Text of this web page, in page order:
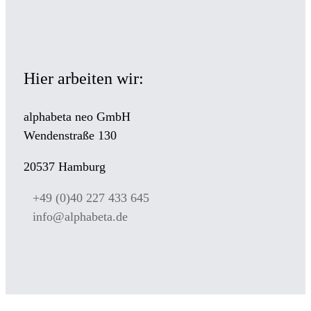
Hier arbeiten wir:
alphabeta neo GmbH
Wendenstraße 130
20537 Hamburg
+49 (0)40 227 433 645
info@alphabeta.de